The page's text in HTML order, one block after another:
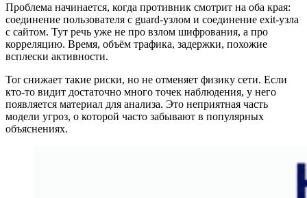
Проблема начинается, когда противник смотрит на оба края:
соединение пользователя с guard-узлом и соединение exit-узла
с сайтом. Тут речь уже не про взлом шифрования, а про
корреляцию. Время, объём трафика, задержки, похожие
всплески активности.
Tor снижает такие риски, но не отменяет физику сети. Если
кто-то видит достаточно много точек наблюдения, у него
появляется материал для анализа. Это неприятная часть
модели угроз, о которой часто забывают в популярных
объяснениях.